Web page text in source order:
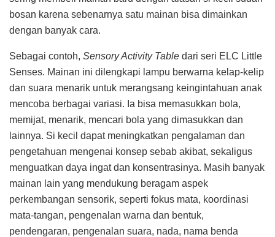
bosan karena sebenarnya satu mainan bisa dimainkan
dengan banyak cara.
Sebagai contoh, Sensory Activity Table dari seri ELC Little
Senses. Mainan ini dilengkapi lampu berwarna kelap-kelip
dan suara menarik untuk merangsang keingintahuan anak
mencoba berbagai variasi. Ia bisa memasukkan bola,
memijat, menarik, mencari bola yang dimasukkan dan
lainnya. Si kecil dapat meningkatkan pengalaman dan
pengetahuan mengenai konsep sebab akibat, sekaligus
menguatkan daya ingat dan konsentrasinya. Masih banyak
mainan lain yang mendukung beragam aspek
perkembangan sensorik, seperti fokus mata, koordinasi
mata-tangan, pengenalan warna dan bentuk,
pendengaran, pengenalan suara, nada, nama benda